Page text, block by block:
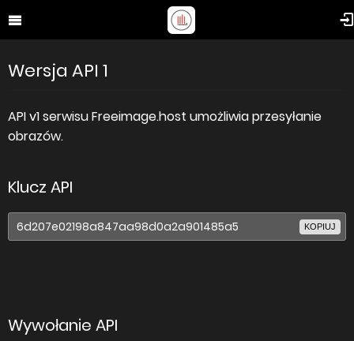
Wersja API 1
API v1 serwisu Freeimage.host umożliwia przesyłanie
obrazów.
Klucz API
KOPIUJ
Wywołanie API